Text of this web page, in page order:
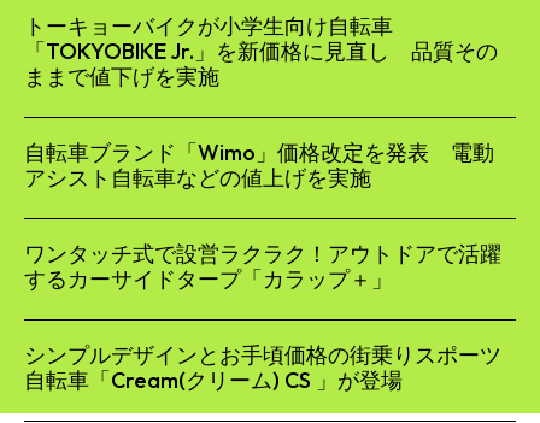
トーキョーバイクが小学生向け自転車
「TOKYOBIKE Jr.」を新価格に見直し 品質その
ままで値下げを実施
自転車ブランド「Wimo」価格改定を発表 電動
アシスト自転車などの値上げを実施
ワンタッチ式で設営ラクラク！アウトドアで活躍
するカーサイドタープ「カラップ＋」
シンプルデザインとお手頃価格の街乗りスポーツ
自転車「Cream(クリーム) CS 」が登場